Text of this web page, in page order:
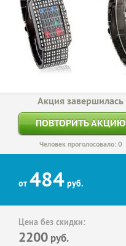
Акция завершилась
ПОВТОРИТЬ АКЦИЮ
Человек проголосовало: 0
от 484 руб.
Цена без скидки:
2200 руб.